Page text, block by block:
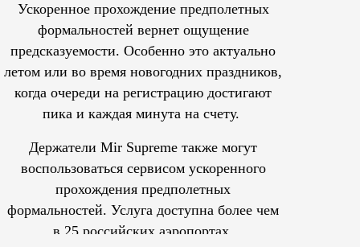
Ускоренное прохождение предполетных
формальностей вернет ощущение
предсказуемости. Особенно это актуально
летом или во время новогодних праздников,
когда очереди на регистрацию достигают
пика и каждая минута на счету.
Держатели Mir Supreme также могут
воспользоваться сервисом ускоренного
прохождения предполетных
формальностей. Услуга доступна более чем
в 25 российских аэропортах.